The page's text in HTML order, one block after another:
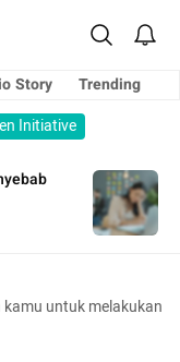
Story
Trending
Initiative
untuk melakukan